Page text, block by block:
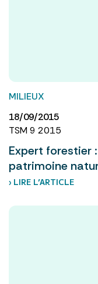
MILIEUX
18/09/2015
TSM 9 2015
Expert forestier
patrimoine
› LIRE L’ARTICLE